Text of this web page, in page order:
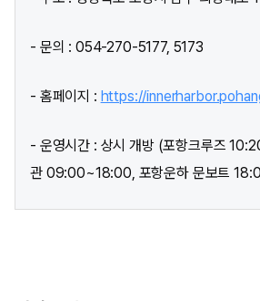
- 문의 : 054-270-5177, 5173
- 홈페이지 : https://
- 운영시간 : 상시 개방 (포항크루즈
관 09:00~18:00, 포항운하 문보트